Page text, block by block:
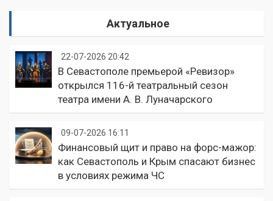
Актуальное
22-07-2026 20:42
В Севастополе премьерой «Ревизор»
открылся 116-й театральный сезон
театра имени А. В. Луначарского
09-07-2026 16:11
Финансовый щит и право на форс-мажор:
как Севастополь и Крым спасают бизнес
в условиях режима ЧС